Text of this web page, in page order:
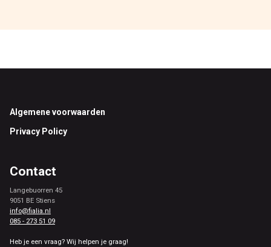
Footer
Algemene voorwaarden
Privacy Policy
Contact
Langebuorren 45
9051 BE Stiens
info@fialia.nl
085 - 273 51 09
Heb je een vraag? Wij helpen je graag!